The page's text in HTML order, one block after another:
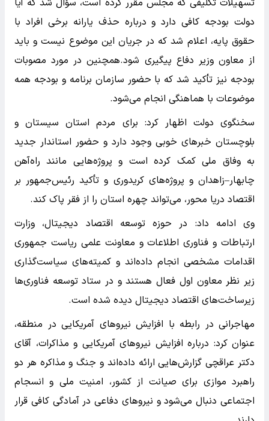
تسهیلات تکلیفی که مجلس مقرر کرده است، سؤال شد که آیا
دولت بودجه‌ کافی دارد و درباره حذف یارانه برخی افراد با
حقوق پایه، اعلام شد که در جریان این موضوع نیست و باید
از معاون وزیر دفاع پیگیری شود.‌همچنین در مورد مصوبات
بودجه نیز تأکید شد که با حضور سازمان برنامه و بودجه همه
موضوعات با هماهنگی انجام می‌شود.
سخنگوی دولت اظهار کرد: برای مردم استان سیستان و
بلوچستان خبرهای خوبی وجود دارد و حضور استاندار جدید
به وفاق ملی کمک کرده است و پروژه‌هایی مانند راه‌آهن
چابهار–زاهدان و پروژه‌های کریدوری و تأکید رئیس‌جمهور بر
اقتصاد دریا محور، می‌تواند چهره استان را از فقر پاک کند.
وی ادامه داد: در حوزه توسعه اقتصاد دیجیتال، وزارت
ارتباطات و فناوری اطلاعات و معاونت علمی ریاست جمهوری
اقدامات مشخصی انجام داده‌اند و کمیته‌های سیاست‌گذاری
زیر نظر معاون اول فعال هستند و در ستاد توسعه فناوری‌ها
زیرساخت‌های اقتصاد دیجیتال دیده شده است.
مهاجرانی در رابطه با افزایش نیروهای آمریکایی در منطقه،
عنوان کرد: درباره افزایش نیروهای آمریکایی و مذاکرات، آقای
دکتر عراقچی گزارش‌هایی ارائه داده‌اند و جنگ و مذاکره هر دو
راهبرد موازی برای صیانت از کشور، امنیت ملی و انسجام
اجتماعی دنبال می‌شود و نیروهای دفاعی در آمادگی کافی قرار